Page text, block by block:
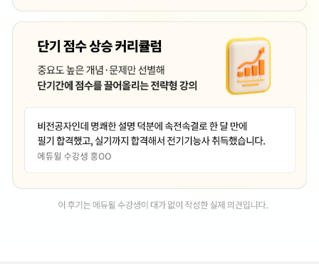
매우 만족합니다.지인 적극 추천예정입니다.
이해하기 쉽게 설명해주셔서 공부하기 좋습니다.
문제 출제 유형,빈도, 필수 암기 사항을 구분해 주워서 공부 시간을 단축...
시험위주로 잘 찝어주시는거 같아서 좋아요
필기 시험 수강하였는데 시험 유형에 맞게 강의 만족합니다